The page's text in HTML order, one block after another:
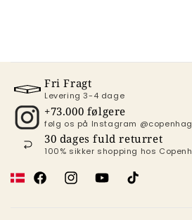
Fri Fragt
Levering 3-4 dage
+73.000 følgere
følg os på Instagram
30 dages fuld returret
100% sikker shopping hos
FacebookInstagramYouTubeTikTok